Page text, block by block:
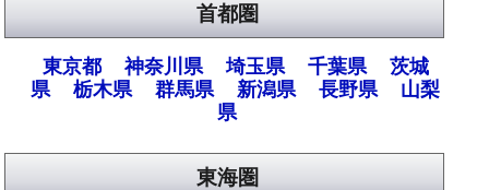
首都圏
東京都 神奈川県 埼玉県 千葉県
茨城
県
栃木県 群馬県 新潟県 長野県
山梨
県
東海圏